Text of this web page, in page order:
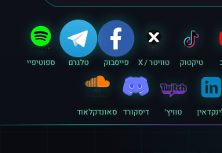
טיקטוק טוויטר / X פייסבוק טלגרם ספוטיפיי
טוויץ׳ דיסקורד סאונדקלאוד